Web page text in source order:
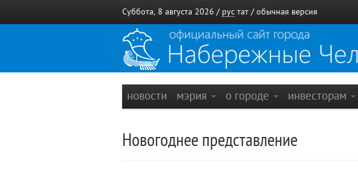
Суббота, 8 августа 2026 / рус тат / обычная версия
новости мэрия о городе инвесторам
Новогоднее представление